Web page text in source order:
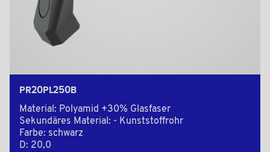
PR20PL250B
Material: Polyamid +30% Glasfaser
Sekundäres Material: - Kunststoffrohr
Farbe: schwarz
D: 20,0